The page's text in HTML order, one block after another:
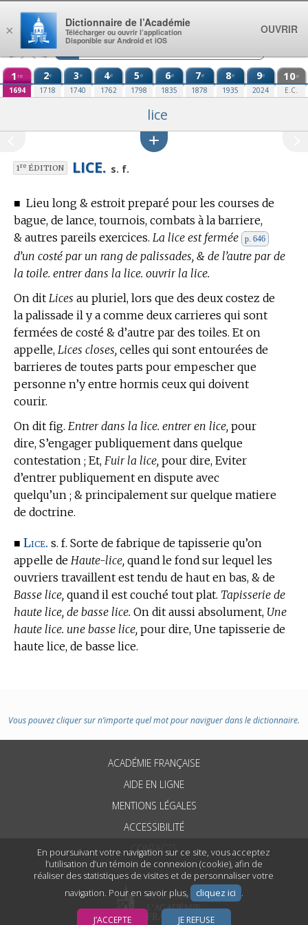
En poursuivant votre navigation sur ce site, vous acceptez
l’utilisation d’un témoin de connexion (cookie), afin de
réaliser des statistiques de visites et de personnaliser votre
navigation. Pour en savoir plus,
cliquez ici .
J’ACCEPTE JE REFUSE
Aller au contenu
1 re
1694
2e
1718
3e
1740
4e
1762
5e
1798
6e
1835
7e
1878
8e
1935
9e
2024
10e
E.C.
lice
1reÉDITION LICE. s. f.
■ Lieu long & estroit preparé pour les courses de
bague, de lance, tournois, combats à la barriere,
& autres pareils exercices. La lice est fermée p. 646
d’un costé par un rang de palissades, & de l’autre par de
la toile. entrer dans la lice. ouvrir la lice.
On dit Lices au pluriel, lors que des deux costez de
la palissade il y a comme deux carrieres qui sont
fermées de costé & d’autre par des toiles. Et on
appelle, Lices closes, celles qui sont entourées de
barrieres de toutes parts pour empescher que
personne n’y entre hormis ceux qui doivent
courir.
On dit fig. Entrer dans la lice. entrer en lice, pour
dire, S’engager publiquement dans quelque
contestation ; Et, Fuir la lice, pour dire, Eviter
d’entrer publiquement en dispute avec
quelqu’un ; & principalement sur quelque matiere
de doctrine.
■ Lice. s. f. Sorte de fabrique de tapisserie qu’on
appelle de Haute-lice, quand le fond sur lequel les
ouvriers travaillent est tendu de haut en bas, & de
Basse lice, quand il est couché tout plat. Tapisserie de
haute lice, de basse lice. On dit aussi absolument, Une
haute lice. une basse lice, pour dire, Une tapisserie de
haute lice, de basse lice.
Vous pouvez cliquer sur n’importe quel mot pour naviguer dans le dictionnaire.
ACADÉMIE FRANÇAISE
AIDE EN LIGNE
MENTIONS LÉGALES
ACCESSIBILITÉ
CONTACTS
×
Dictionnaire de l’Académie
Télécharger ou ouvrir l’application
Disponible sur Android et iOS
OUVRIR